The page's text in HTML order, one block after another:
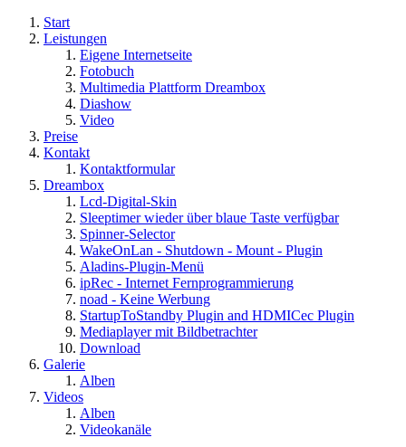
Start
Leistungen
Eigene Internetseite
Fotobuch
Multimedia Plattform Dreambox
Diashow
Video
Preise
Kontakt
Kontaktformular
Dreambox
Lcd-Digital-Skin
Sleeptimer wieder über blaue Taste verfügbar
Spinner-Selector
WakeOnLan - Shutdown - Mount - Plugin
Aladins-Plugin-Menü
ipRec - Internet Fernprogrammierung
noad - Keine Werbung
StartupToStandby Plugin and HDMICec Plugin
Mediaplayer mit Bildbetrachter
Download
Galerie
Alben
Videos
Alben
Videokanäle